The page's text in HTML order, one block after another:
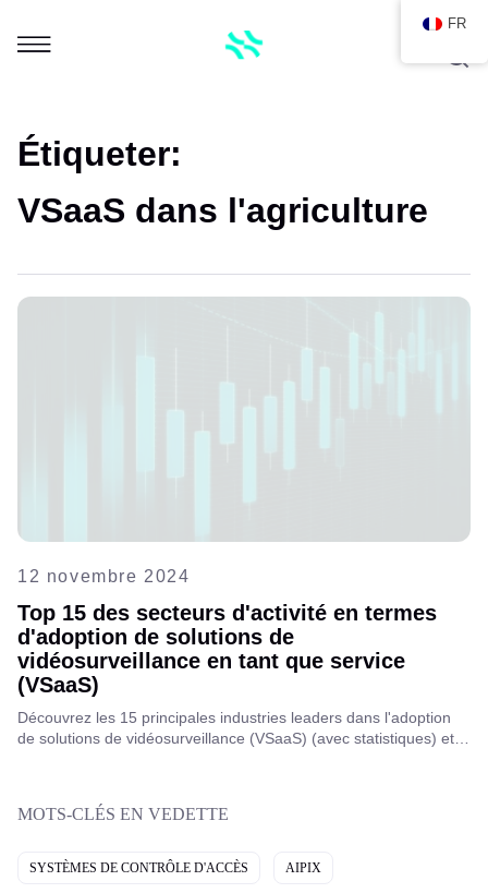
Étiqueter:
VSaaS dans l'agriculture
12 novembre 2024
Top 15 des secteurs d'activité en termes
d'adoption de solutions de
vidéosurveillance en tant que service
(VSaaS)
Découvrez les 15 principales industries leaders dans l'adoption
de solutions de vidéosurveillance (VSaaS) (avec statistiques) et
MOTS-CLÉS EN VEDETTE
SYSTÈMES DE CONTRÔLE D'ACCÈS AIPIX
FR